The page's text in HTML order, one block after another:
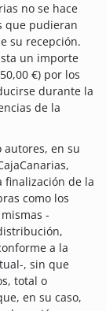
no se hace
que pudieran
su recepción.
un importe
€) por los
durante la
de la
autores, en su
finalización de la
como los
-
a la
, sin que
total o
en su caso,